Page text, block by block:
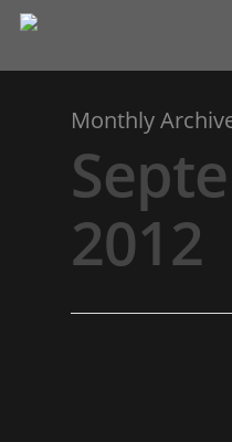
Hit enter to search
Monthly
2012